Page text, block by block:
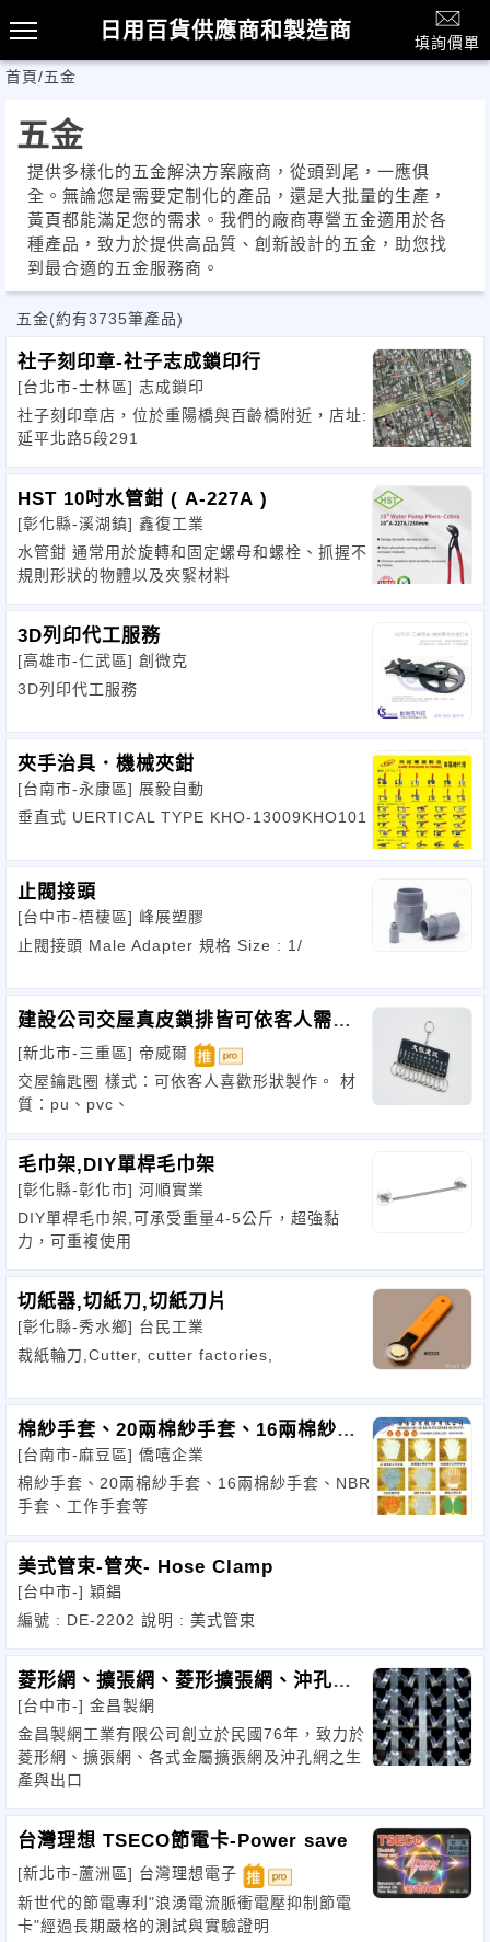
日用百貨供應商和製造商
填詢價單
首頁/五金
五金
提供多樣化的五金解決方案廠商，從頭到尾，一應俱
全。無論您是需要定制化的產品，還是大批量的生產，
黃頁都能滿足您的需求。我們的廠商專營五金適用於各
種產品，致力於提供高品質、創新設計的五金，助您找
到最合適的五金服務商。
五金(約有3735筆產品)
社子刻印章-社子志成鎖印行
[台北市-士林區] 志成鎖印
社子刻印章店，位於重陽橋與百齡橋附近，店址:
延平北路5段291
HST 10吋水管鉗 ( A-227A )
[彰化縣-溪湖鎮] 鑫復工業
水管鉗 通常用於旋轉和固定螺母和螺栓、抓握不
規則形狀的物體以及夾緊材料
3D列印代工服務
[高雄市-仁武區] 創微克
3D列印代工服務
夾手治具．機械夾鉗
[台南市-永康區] 展毅自動
垂直式 UERTICAL TYPE KHO-13009KHO101
止閥接頭
[台中市-梧棲區] 峰展塑膠
止閥接頭 Male Adapter 規格 Size : 1/
建設公司交屋真皮鎖排皆可依客人需求
訂製。
[新北市-三重區] 帝威爾
交屋鑰匙圈 樣式：可依客人喜歡形狀製作。 材
質：pu、pvc、
毛巾架,DIY單桿毛巾架
[彰化縣-彰化市] 河順實業
DIY單桿毛巾架,可承受重量4-5公斤，超強黏
力，可重複使用
切紙器,切紙刀,切紙刀片
[彰化縣-秀水鄉] 台民工業
裁紙輪刀,Cutter, cutter factories,
棉紗手套、20兩棉紗手套、16兩棉紗手
套、NBR手
[台南市-麻豆區] 僑嘻企業
棉紗手套、20兩棉紗手套、16兩棉紗手套、NBR
手套、工作手套等
美式管束-管夾- Hose Clamp
[台中市-] 穎錩
編號 : DE-2202 說明 : 美式管束
菱形網、擴張網、菱形擴張網、沖孔網
生產製造商
[台中市-] 金昌製網
金昌製網工業有限公司創立於民國76年，致力於
菱形網、擴張網、各式金屬擴張網及沖孔網之生
產與出口
台灣理想 TSECO節電卡-Power save
[新北市-蘆洲區] 台灣理想電子
新世代的節電專利"浪湧電流脈衝電壓抑制節電
卡"經過長期嚴格的測試與實驗證明